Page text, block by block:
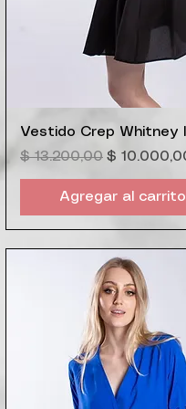
Vista rápida
Vestido Crep Whitney
Precio
$ 13.200,00 Precio de
$
Agregar al carrito